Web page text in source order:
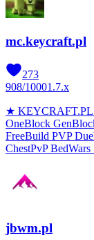
mc.keycraft.pl
273
908/10001.7.x
★ KEYCRAFT.PL
OneBlock
FreeBuild PVP
ChestPvP BedWars
jbwm.pl